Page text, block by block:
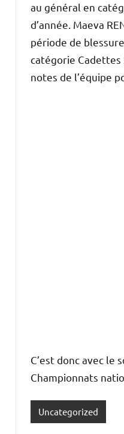
au général en
d’année. Maeva
période de
catégorie Cadettes
notes de l’équipe
C’est donc avec le
Championnats
Uncategorized